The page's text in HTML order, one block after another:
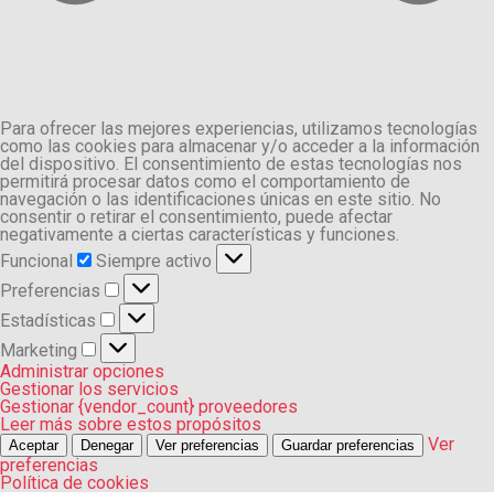
Para ofrecer las mejores experiencias, utilizamos tecnologías
como las cookies para almacenar y/o acceder a la información
del dispositivo. El consentimiento de estas tecnologías nos
permitirá procesar datos como el comportamiento de
navegación o las identificaciones únicas en este sitio. No
consentir o retirar el consentimiento, puede afectar
negativamente a ciertas características y funciones.
Funcional
Funcional
Siempre activo
Preferencias
Preferencias
Estadísticas
Estadísticas
Marketing
Marketing
Administrar opciones
Gestionar los servicios
Gestionar {vendor_count} proveedores
Leer más sobre estos propósitos
Aceptar Denegar Ver preferencias Guardar preferencias
Ver
preferencias
Política de cookies